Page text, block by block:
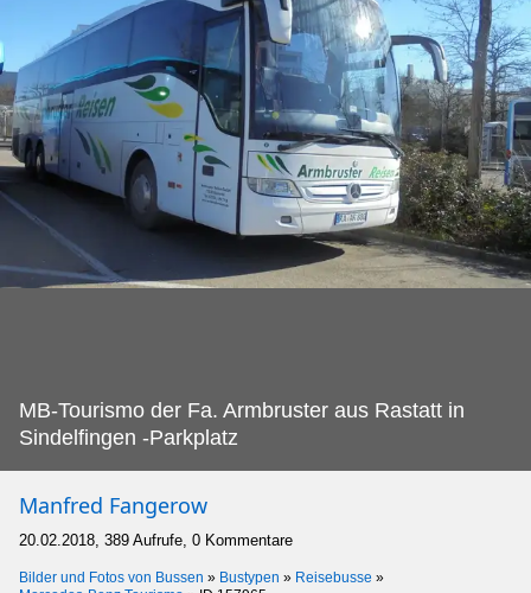
MB-Tourismo der Fa. Armbruster aus Rastatt in
Sindelfingen -Parkplatz
Manfred Fangerow
20.02.2018, 389 Aufrufe, 0 Kommentare
Bilder und Fotos von Bussen » Bustypen » Reisebusse »